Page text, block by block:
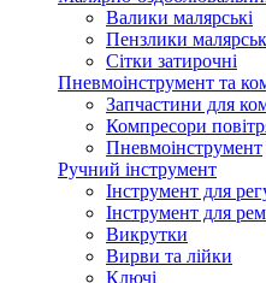
Валики малярські
Пензлики
Сітки затирочні
Пневмоінструмент та
Запчастини для
Компресори
Пневмоінструмент
Ручний інструмент
Інструмент для
Інструмент для
Викрутки
Вирви та лійки
Ключі